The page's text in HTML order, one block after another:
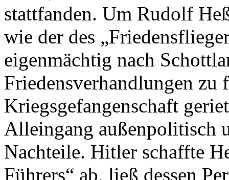
stattfanden. Um Rudolf
wie der des
eigenmächtig nach
Friedensverhandlungen
Kriegsgefangenschaft
Alleingang außenpolitisch
Nachteile. Hitler schaffte
Führers“ ab, ließ dessen